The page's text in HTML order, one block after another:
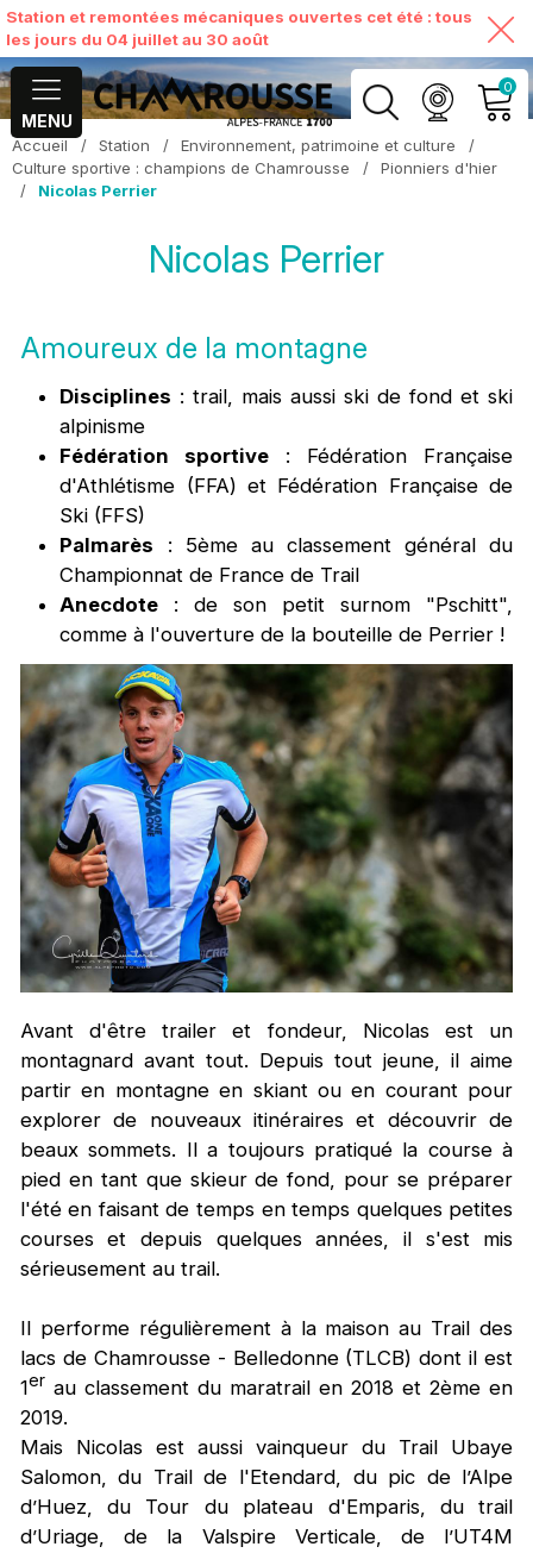
Station et remontées mécaniques ouvertes cet été : tous
les jours du 04 juillet au 30 août
MENU
0
MON COMPTE
Accueil / Station / Environnement, patrimoine et culture
/
Culture sportive : champions de Chamrousse
/
Pionniers d'hier
/
Nicolas Perrier
Nicolas Perrier
Amoureux de la montagne
Disciplines : trail, mais aussi ski de fond et ski
alpinisme
Fédération sportive : Fédération Française
d'Athlétisme (FFA) et Fédération Française de
Ski (FFS)
Palmarès : 5ème au classement général du
Championnat de France de Trail
Anecdote : de son petit surnom "Pschitt",
comme à l'ouverture de la bouteille de Perrier !
Avant d'être trailer et fondeur, Nicolas est un
montagnard avant tout. Depuis tout jeune, il aime
partir en montagne en skiant ou en courant pour
explorer de nouveaux itinéraires et découvrir de
beaux sommets. Il a toujours pratiqué la course à
pied en tant que skieur de fond, pour se préparer
l'été en faisant de temps en temps quelques petites
courses et depuis quelques années, il s'est mis
sérieusement au trail.
Il performe régulièrement à la maison au Trail des
lacs de Chamrousse - Belledonne (TLCB) dont il est
1er au classement du maratrail en 2018 et 2ème en
2019.
Mais Nicolas est aussi vainqueur du Trail Ubaye
Salomon, du Trail de l'Etendard, du pic de l’Alpe
d’Huez, du Tour du plateau d'Emparis, du trail
d’Uriage, de la Valspire Verticale, de l’UT4M